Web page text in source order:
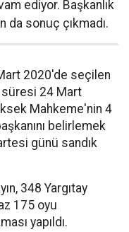
ediyor. Başkanlık
da sonuç çıkmadı.
2020'de seçilen
süresi 24 Mart
Mahkeme'nin 4
belirlemek
günü sandık
348 Yargıtay
175 oyu
yapıldı.